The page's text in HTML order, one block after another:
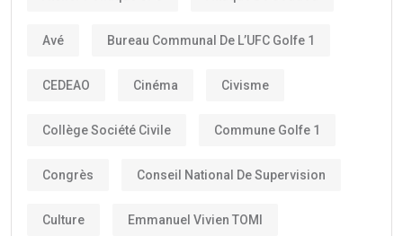
Avé Bureau Communal De L’UFC Golfe 1
CEDEAO Cinéma Civisme
Collège Société Civile Commune Golfe 1
Congrès Conseil National De Supervision
Culture Emmanuel Vivien TOMI